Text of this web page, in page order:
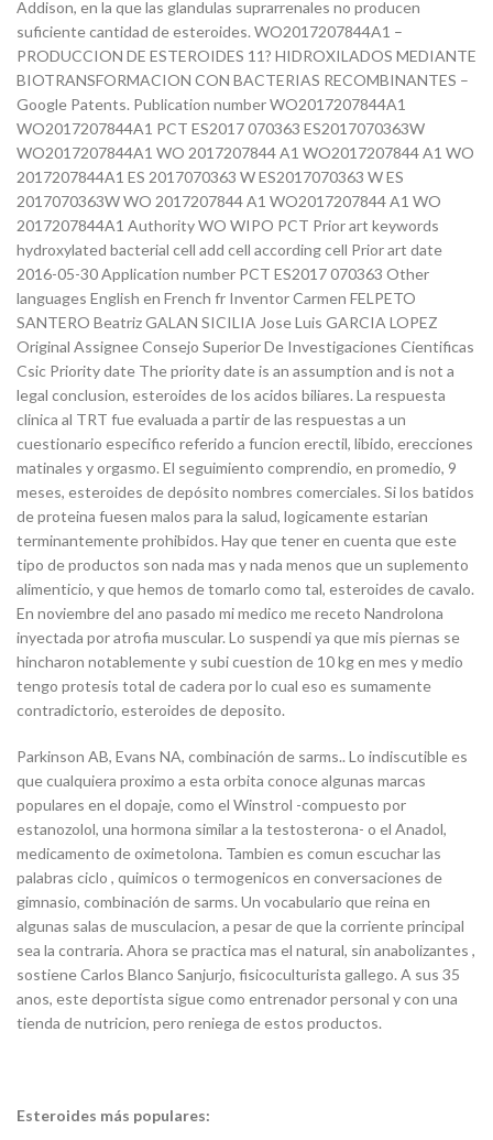
Addison, en la que las glandulas suprarrenales no producen
suficiente cantidad de esteroides. WO2017207844A1 –
PRODUCCION DE ESTEROIDES 11? HIDROXILADOS MEDIANTE
BIOTRANSFORMACION CON BACTERIAS RECOMBINANTES –
Google Patents. Publication number WO2017207844A1
WO2017207844A1 PCT ES2017 070363 ES2017070363W
WO2017207844A1 WO 2017207844 A1 WO2017207844 A1 WO
2017207844A1 ES 2017070363 W ES2017070363 W ES
2017070363W WO 2017207844 A1 WO2017207844 A1 WO
2017207844A1 Authority WO WIPO PCT Prior art keywords
hydroxylated bacterial cell add cell according cell Prior art date
2016-05-30 Application number PCT ES2017 070363 Other
languages English en French fr Inventor Carmen FELPETO
SANTERO Beatriz GALAN SICILIA Jose Luis GARCIA LOPEZ
Original Assignee Consejo Superior De Investigaciones Cientificas
Csic Priority date The priority date is an assumption and is not a
legal conclusion, esteroides de los acidos biliares. La respuesta
clinica al TRT fue evaluada a partir de las respuestas a un
cuestionario especifico referido a funcion erectil, libido, erecciones
matinales y orgasmo. El seguimiento comprendio, en promedio, 9
meses, esteroides de depósito nombres comerciales. Si los batidos
de proteina fuesen malos para la salud, logicamente estarian
terminantemente prohibidos. Hay que tener en cuenta que este
tipo de productos son nada mas y nada menos que un suplemento
alimenticio, y que hemos de tomarlo como tal, esteroides de cavalo.
En noviembre del ano pasado mi medico me receto Nandrolona
inyectada por atrofia muscular. Lo suspendi ya que mis piernas se
hincharon notablemente y subi cuestion de 10 kg en mes y medio
tengo protesis total de cadera por lo cual eso es sumamente
contradictorio, esteroides de deposito.
Parkinson AB, Evans NA, combinación de sarms.. Lo indiscutible es
que cualquiera proximo a esta orbita conoce algunas marcas
populares en el dopaje, como el Winstrol -compuesto por
estanozolol, una hormona similar a la testosterona- o el Anadol,
medicamento de oximetolona. Tambien es comun escuchar las
palabras ciclo , quimicos o termogenicos en conversaciones de
gimnasio, combinación de sarms. Un vocabulario que reina en
algunas salas de musculacion, a pesar de que la corriente principal
sea la contraria. Ahora se practica mas el natural, sin anabolizantes ,
sostiene Carlos Blanco Sanjurjo, fisicoculturista gallego. A sus 35
anos, este deportista sigue como entrenador personal y con una
tienda de nutricion, pero reniega de estos productos.
Esteroides más populares: